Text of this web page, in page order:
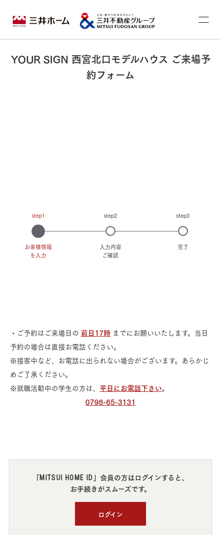
YOUR SIGN 西宮北口モデルハウス ご来場予
約フォーム
step1
お客様情報
を入力
step2
入力内容
ご確認
step3
完了
・ご予約はご来場日の 前日17時までにお願いいたします。当日
予約の場合は直接お電話ください。
※接客中など、お電話に出られない場合がございます。あらかじ
めご了承ください。
※就職活動中の学生の方は、 平日にお電話下さい。
0798-65-3131
「MITSUI HOME ID 」会員の方はログインすると、
お手続きがスムーズです。
ログイン